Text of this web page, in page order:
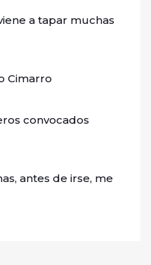
a tapar muchas
Cimarro
convocados
antes de irse, me